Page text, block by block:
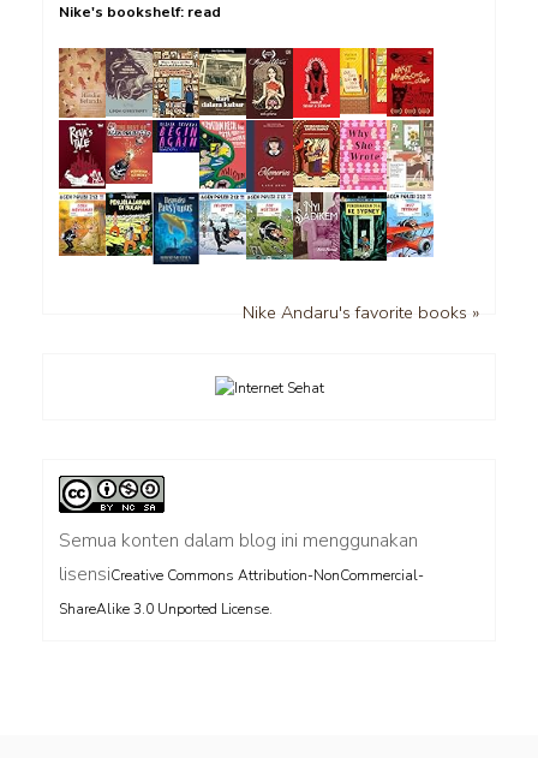
Nike's bookshelf: read
Nike Andaru's favorite books »
Semua konten dalam blog ini menggunakan
lisensiCreative Commons Attribution-NonCommercial-
ShareAlike 3.0 Unported License.